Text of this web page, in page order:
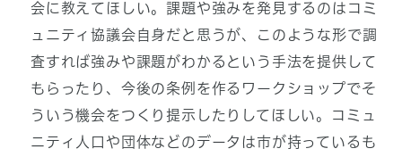
会に教えてほしい。課題や強みを発見するのはコミ
ュニティ協議会自身だと思うが、このような形で調
査すれば強みや課題がわかるという手法を提供して
もらったり、今後の条例を作るワークショップでそ
ういう機会をつくり提示したりしてほしい。コミュ
ニティ人口や団体などのデータは市が持っているも